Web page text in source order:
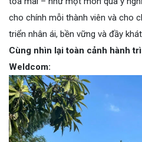
cho chính mỗi thành viên và cho
triển nhân ái, bền vững và đầy
Cùng nhìn lại toàn cảnh hành
Weldcom: